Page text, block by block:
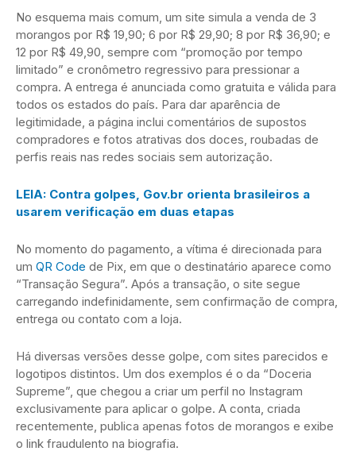
No esquema mais comum, um site simula a venda de 3
morangos por R$ 19,90; 6 por R$ 29,90; 8 por R$ 36,90; e
12 por R$ 49,90, sempre com “promoção por tempo
limitado” e cronômetro regressivo para pressionar a
compra. A entrega é anunciada como gratuita e válida para
todos os estados do país. Para dar aparência de
legitimidade, a página inclui comentários de supostos
compradores e fotos atrativas dos doces, roubadas de
perfis reais nas redes sociais sem autorização.
LEIA: Contra golpes, Gov.br orienta brasileiros a
usarem verificação em duas etapas
No momento do pagamento, a vítima é direcionada para
um QR Code de Pix, em que o destinatário aparece como
“Transação Segura”. Após a transação, o site segue
carregando indefinidamente, sem confirmação de compra,
entrega ou contato com a loja.
Há diversas versões desse golpe, com sites parecidos e
logotipos distintos. Um dos exemplos é o da “Doceria
Supreme”, que chegou a criar um perfil no Instagram
exclusivamente para aplicar o golpe. A conta, criada
recentemente, publica apenas fotos de morangos e exibe
o link fraudulento na biografia.